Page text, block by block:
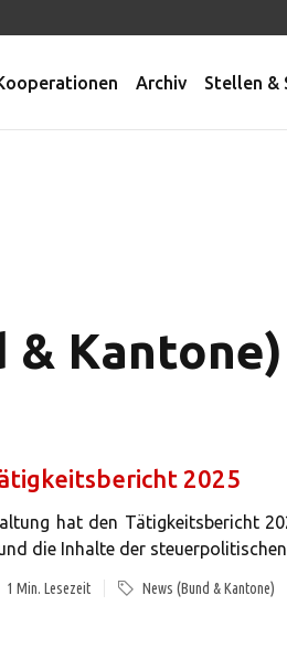
Archiv Stellen &
& Kantone)
2025
hat den Tätigkeitsbericht
die Inhalte der
1 Min. Lesezeit News (Bund & Kantone)